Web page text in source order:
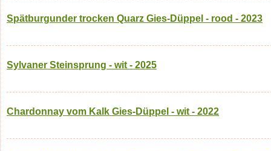
Spätburgunder trocken Quarz Gies-Düppel - rood - 2023
Sylvaner Steinsprung - wit - 2025
Chardonnay vom Kalk Gies-Düppel - wit - 2022